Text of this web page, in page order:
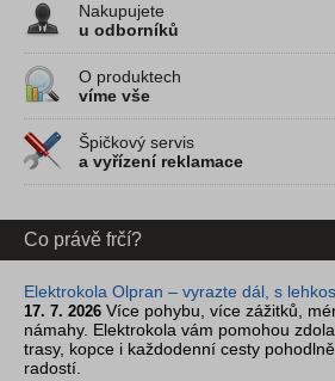
Nakupujete
u odborníků
O produktech
víme vše
Špičkový servis
a vyřízení reklamace
Co právě frčí?
Elektrokola Olpran – vyrazte dál, s
17. 7. 2026 Více pohybu, více zážitků,
námahy. Elektrokola vám pomohou
trasy, kopce i každodenní cesty
radostí.